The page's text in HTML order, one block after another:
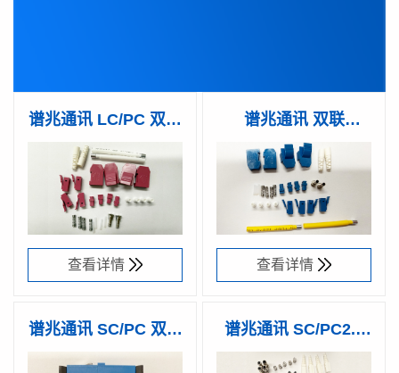
谱兆通讯 LC/PC 双联
Uniboot 多模 散件 不
含插芯
产品型号：
RL-PM00U-
R122W-
19YW0
谱兆编码：
32502100
查看详情
谱兆通讯 双联
Uniboot SM散件
产品型号：
RL-PS10U-
B122W-
19YW0
谱兆编码：
325017000
查看详情
谱兆通讯 SC/PC 双联
一体无耳适配器
产品型号：
谱兆编码：
谱兆通讯 SC/PC2.0
锌合金双联散件
产品型号：
谱兆编码：